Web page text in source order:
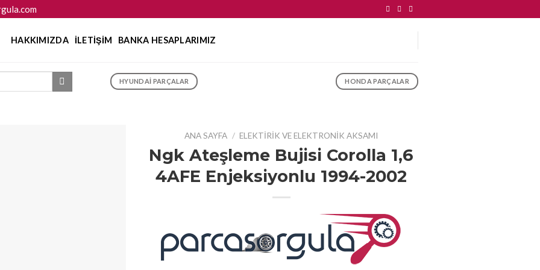
HAKKIMIZDA İLETIŞIM BANKA HESAPLARIMIZ
HYUNDAI PARÇALAR HONDA PARÇALAR
ANA SAYFA / ELEKTIRIK VE ELEKTRONIK AKSAMI
Ngk Ateşleme Bujisi Corolla 1,6
4AFE Enjeksiyonlu 1994-2002